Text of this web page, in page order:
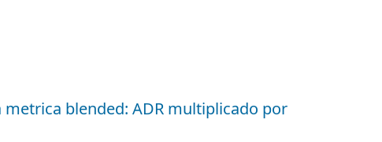
metrica blended: ADR multiplicado por